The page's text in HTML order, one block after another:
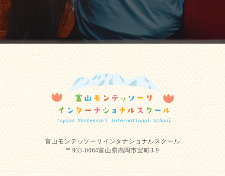
富山モンテッソーリインタナショナルスクール
〒933-0064富山県高岡市宝町3-9